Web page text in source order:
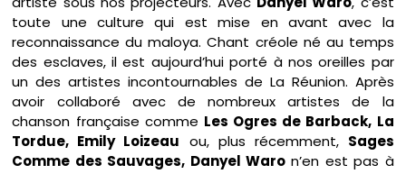
toute une culture qui est mise en avant avec la
reconnaissance du maloya. Chant créole né au temps
des esclaves, il est aujourd’hui porté à nos oreilles par
un des artistes incontournables de La Réunion. Après
avoir collaboré avec de nombreux artistes de la
chanson française comme Les Ogres de Barback, La
Tordue, Emily Loizeau ou, plus récemment, Sages
Comme des Sauvages, Danyel Waro n’en est pas à